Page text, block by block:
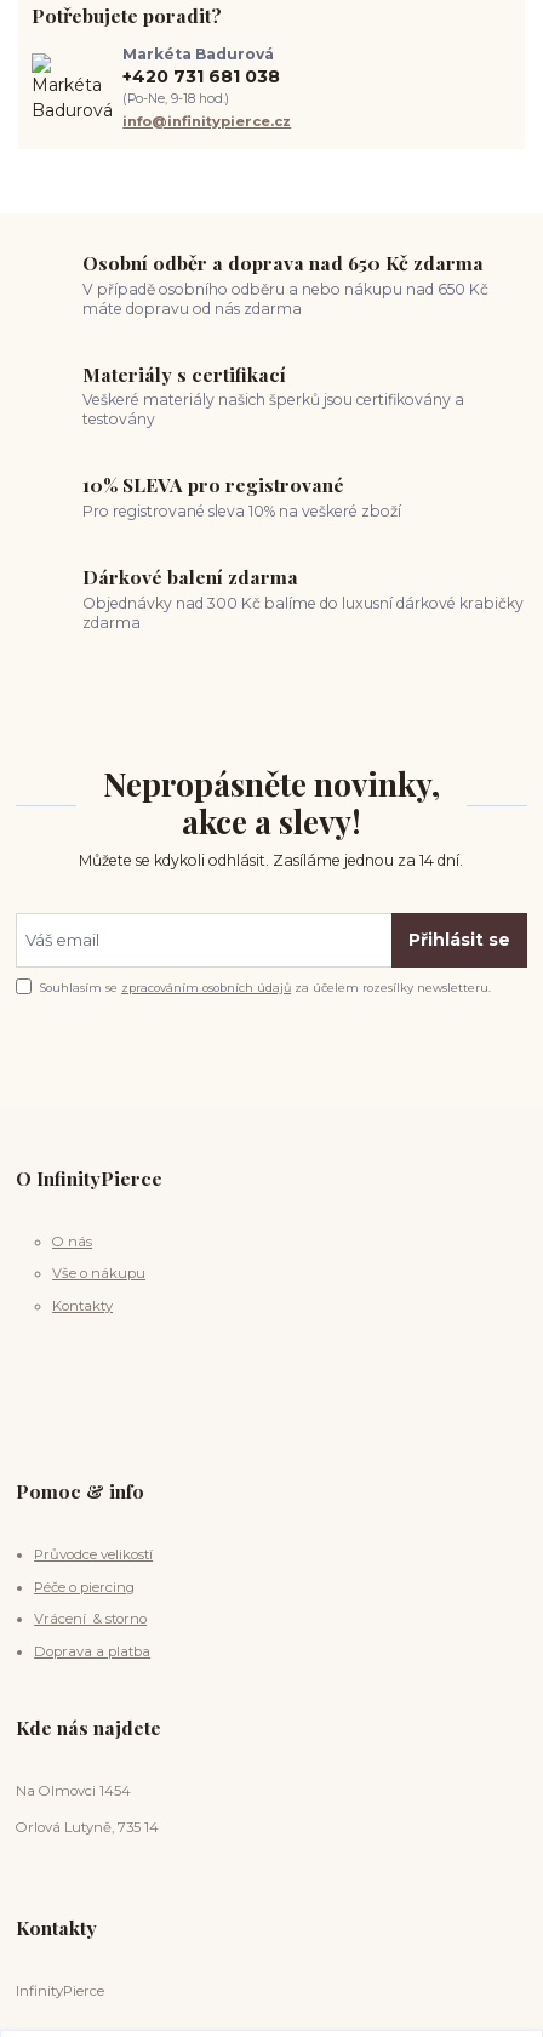
hygiena piercingu
tipy pro piercing
piercing ucha
chirurgická ocel 316L
spravná velikost piercingu
jak pečovat o piercing
medusa piercing
Potřebujete poradit?
Markéta Badurová
+420 731 681 038
(Po-Ne, 9-18 hod.)
info@infinitypierce.cz
Osobní odběr a doprava nad 650 Kč zdarma
V případě osobního odběru a nebo nákupu nad 650 Kč
máte dopravu od nás zdarma
Materiály s certifikací
Veškeré materiály našich šperků jsou certifikovány a
testovány
10% SLEVA pro registrované
Pro registrované sleva 10% na veškeré zboží
Dárkové balení zdarma
Objednávky nad 300 Kč balíme do luxusní dárkové krabičky
zdarma
Nepropásněte novinky,
akce a slevy!
Můžete se kdykoli odhlásit. Zasíláme jednou za 14 dní.
Přihlásit se
Souhlasím se zpracováním osobních údajů za účelem rozesílky newsletteru.
O InfinityPierce
O nás
Vše o nákupu
Kontakty
Pomoc & info
Průvodce velikostí
Péče o piercing
Vrácení & storno
Doprava a platba
Kde nás najdete
Na Olmovci 1454
Orlová Lutyně, 735 14
Kontakty
InfinityPierce